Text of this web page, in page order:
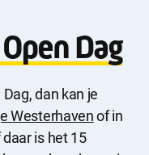
Dag
dan kan je
Westerhavenof in
is het 15